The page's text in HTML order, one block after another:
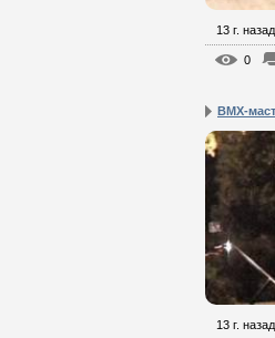
13 г. назад
0
BMX-
13 г. назад